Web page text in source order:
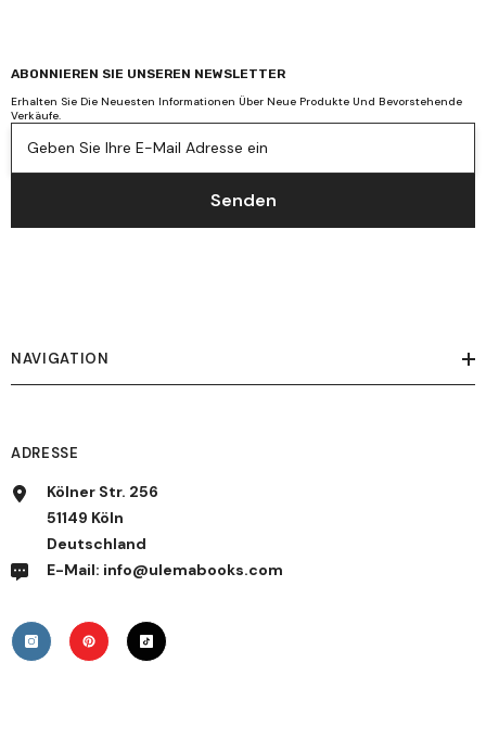
ABONNIEREN SIE UNSEREN NEWSLETTER
Erhalten Sie Die Neuesten Informationen Über Neue Produkte Und Bevorstehende
Verkäufe.
Geben Sie Ihre E-Mail Adresse ein
Senden
NAVIGATION
ADRESSE
Kölner Str. 256
51149 Köln
Deutschland
E-Mail: info@ulemabooks.com